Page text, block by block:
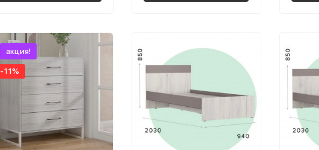
акция!
-11%